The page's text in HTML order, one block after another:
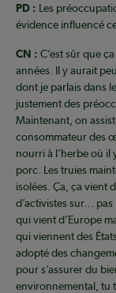
PD : Les
évidence influencé
CN : C’est sûr que
années. Il y aurait
dont je parlais dans
justement des
Maintenant, on
consommateur des
nourri à l’herbe où
porc. Les truies
isolées. Ça, ça vient
d’activistes sur…
qui vient d’Europe
qui viennent des
adopté des
pour s’assurer du
environnemental, tu